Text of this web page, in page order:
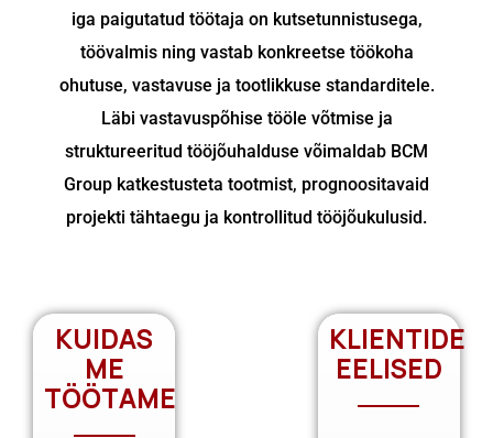
iga paigutatud töötaja on kutsetunnistusega,
töövalmis ning vastab konkreetse töökoha
ohutuse, vastavuse ja tootlikkuse standarditele.
Läbi vastavuspõhise tööle võtmise ja
struktureeritud tööjõuhalduse võimaldab BCM
Group katkestusteta tootmist, prognoositavaid
projekti tähtaegu ja kontrollitud tööjõukulusid.
KUIDAS
ME
TÖÖTAME
KLIENTIDE
EELISED